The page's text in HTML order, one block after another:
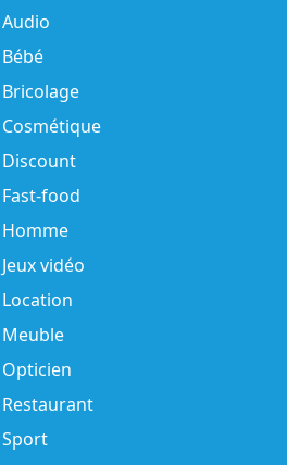
Audio
Bébé
Bricolage
Cosmétique
Discount
Fast-food
Homme
Jeux vidéo
Location
Meuble
Opticien
Restaurant
Sport